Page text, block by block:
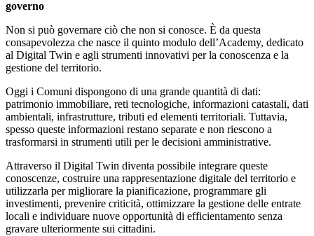
governo
Non si può governare ciò che non si conosce. È da questa
consapevolezza che nasce il quinto modulo dell’Academy, dedicato
al Digital Twin e agli strumenti innovativi per la conoscenza e la
gestione del territorio.
Oggi i Comuni dispongono di una grande quantità di dati:
patrimonio immobiliare, reti tecnologiche, informazioni catastali, dati
ambientali, infrastrutture, tributi ed elementi territoriali. Tuttavia,
spesso queste informazioni restano separate e non riescono a
trasformarsi in strumenti utili per le decisioni amministrative.
Attraverso il Digital Twin diventa possibile integrare queste
conoscenze, costruire una rappresentazione digitale del territorio e
utilizzarla per migliorare la pianificazione, programmare gli
investimenti, prevenire criticità, ottimizzare la gestione delle entrate
locali e individuare nuove opportunità di efficientamento senza
gravare ulteriormente sui cittadini.